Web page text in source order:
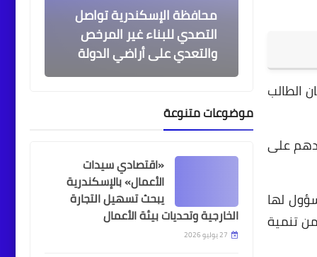
الطالب
على
لها
تنمية
محافظة الإسكندرية تواصل
التصدي للبناء غير المرخص
والتعدي على أراضي الدولة
أحداث وفعاليات
يشهد افتتاح المؤتمر
العشرين للمنظمة الدولية
للبيئات التقليدية
موضوعات متنوعة
«اقتصادي سيدات
الأعمال» بالإسكندرية
يبحث تسهيل التجارة
الخارجية وتحديات بيئة الأعمال
27 يوليو 2026